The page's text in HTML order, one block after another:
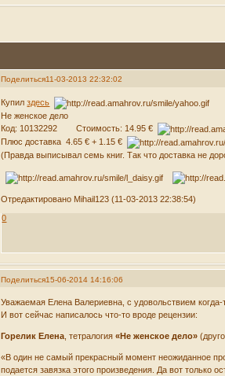
Поделиться11-03-2013 22:32:02
Купилздесь
Не женское дело
Код: 10132292 Стоимость: 14.95 €
Плюс доставка 4.65 € + 1.15 €
(Правда выписывал семь книг. Так что доставка не
Отредактировано Mihail123 (11-03-2013 22:38:54)
0
Поделиться15-06-2014 14:16:06
Уважаемая Елена Валериевна, с удовольствием
И вот сейчас написалось что-то вроде рецензии:
Горелик Елена , тетралогия«Не женское дело»
«В один не самый прекрасный момент неожиданное
подается завязка этого произведения. Да вот